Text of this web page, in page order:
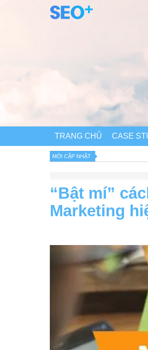
TRANG CHỦ CASE
MỚI CẬP NHẬT
“Bật mí”
Marketing